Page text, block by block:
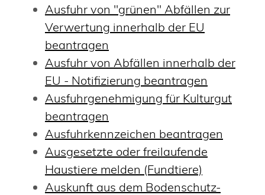
Ausfuhr von "grünen" Abfällen zur
Verwertung innerhalb der EU
beantragen
Ausfuhr von Abfällen innerhalb der
EU - Notifizierung beantragen
Ausfuhrgenehmigung für Kulturgut
beantragen
Ausfuhrkennzeichen beantragen
Ausgesetzte oder freilaufende
Haustiere melden (Fundtiere)
Auskunft aus dem Bodenschutz-